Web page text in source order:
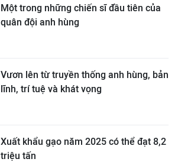
Một trong những chiến sĩ đầu tiên của
quân đội anh hùng
Vươn lên từ truyền thống anh hùng, bản
lĩnh, trí tuệ và khát vọng
Xuất khẩu gạo năm 2025 có thể đạt 8,2
triệu tấn